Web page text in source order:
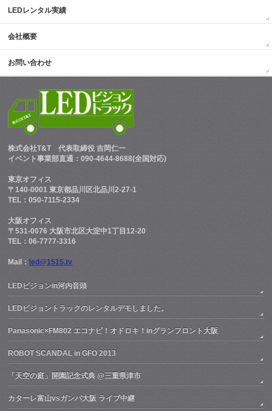
LEDレンタル実績
会社概要
お問い合わせ
株式会社T&T 代表取締役 吉岡仁一
イベント事業部直通：090-4644-8688(全国対応)
東京オフィス
〒140-0001 東京都品川区北品川2-27-1
TEL：050-7115-2334
大阪オフィス
〒531-0076 大阪市北区大淀中1丁目12-20
TEL：06-7777-3316
Mail： led@1515.tv
LEDビジョンin河内音頭
LEDビジョントラックのレンタルデモしました。
Panasonic×FM802 エコナビ！オドロキ！inグランフロント大阪
ROBOT SCANDAL in GFO 2013
「天空の庭」開園記念式典 @三重県津市
カターレ富山vsガンバ大阪 ライブ中継